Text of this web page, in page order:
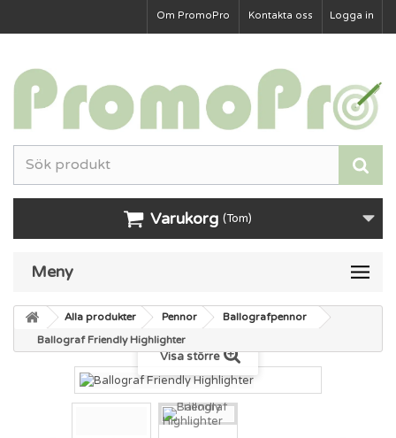
Logga in
Kontakta oss
Om PromoPro
Varukorg (Tom)
Meny
Alla produkter Pennor
Ballografpennor
Ballograf Friendly Highlighter
Visa större